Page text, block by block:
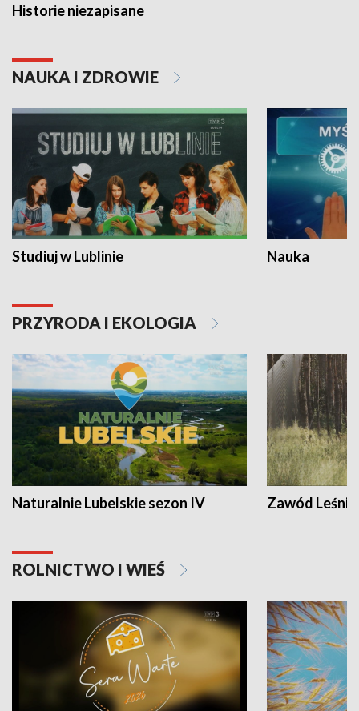
Historie niezapisane
NAUKA I ZDROWIE
Studiuj w Lublinie Nauka
PRZYRODA I EKOLOGIA
Naturalnie Lubelskie sezon IV Zawód Leśnik
ROLNICTWO I WIEŚ